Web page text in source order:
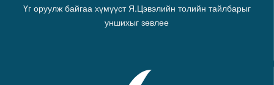
Үг оруулж байгаа хүмүүст Я.Цэвэлийн толийн тайлбарыг
уншихыг зөвлөе